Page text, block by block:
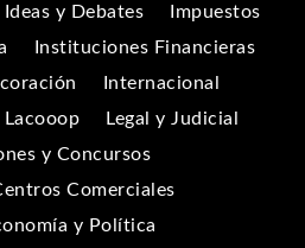
Ideas y Debates
Impuestos
Instituciones Financieras
Internacional
Lacooop
Legal y Judicial
y Concursos
Comerciales
y Política